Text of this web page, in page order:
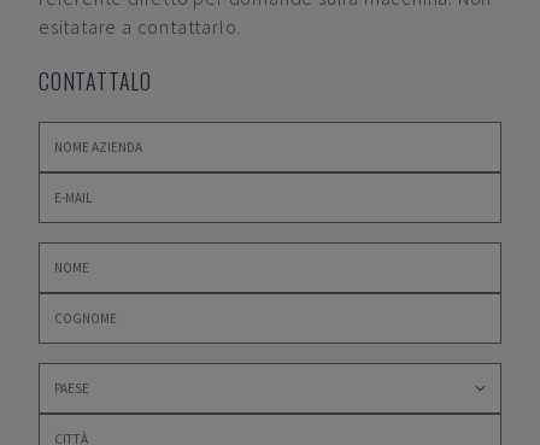
esitatare a contattarlo.
CONTATTALO